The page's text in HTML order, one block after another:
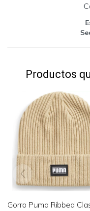
Productos
Gorro Puma Ribbed